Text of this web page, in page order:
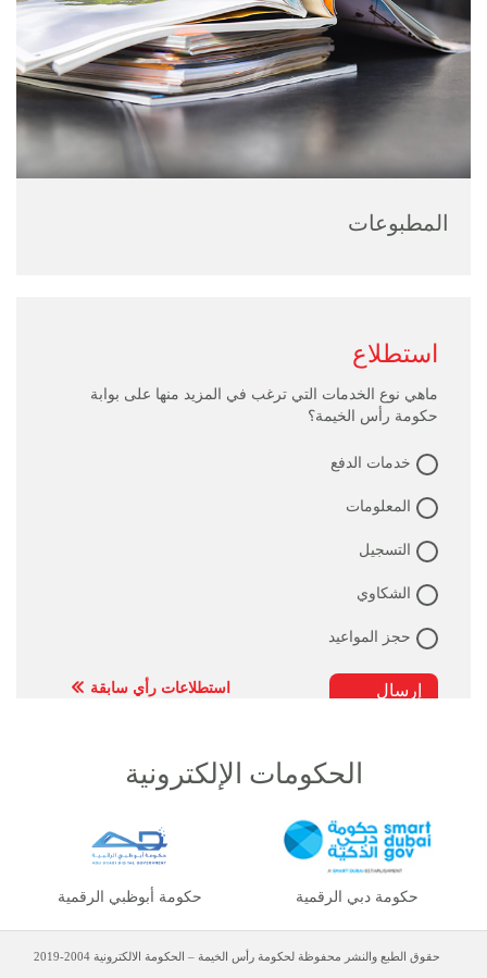
المطبوعات
استطلاع
ماهي نوع الخدمات التي ترغب في المزيد منها على بوابة
حكومة رأس الخيمة؟
خدمات الدفع
المعلومات
التسجيل
الشكاوي
حجز المواعيد
استطلاعات رأي سابقة
الحكومات الإلكترونية
حكومة أبوظبي الرقمية حكومة دبي الرقمية
حقوق الطبع والنشر محفوظة لحكومة رأس الخيمة – الحكومة الالكترونية 2004-2019